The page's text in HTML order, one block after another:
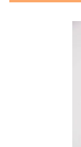
相続税 基礎控
家族信託 手続
任意後見 登
株式会社 設
会社設立 費用
不動産 所得
相続 不動産
年末調整 不動
起業支援 豊
不動産 確定
生前対策 中
相続 神奈川県
起業支援 文京
相続 千葉県 会